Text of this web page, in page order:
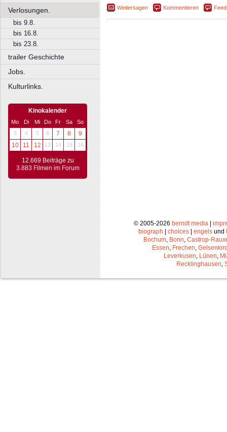
Verlosungen.
bis 9.8.
bis 16.8.
bis 23.8.
trailer Geschichte
Jobs.
Kulturlinks.
Kinokalender
Mo Di Mi Do Fr Sa
So
3
4 5 6 7 8
9
10
11 12 13 14 15 16
12.669 Beiträge zu
3.883 Filmen im Forum
Weitersagen Kommentieren
© 2005-2026 berndt media|
biograph
choices engels und
Bochum, Bonn, Castrop-
Essen, Frechen,
Leverkusen, Lünen,
Recklinghausen,